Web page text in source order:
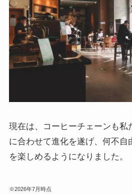
現在は、コーヒーチェーンも私
に合わせて進化を遂げ、何不自
を楽しめるようになりました。
※2026年7月時点